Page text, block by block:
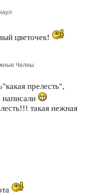
цветочек!
Челны
прелесть",
такая нежная